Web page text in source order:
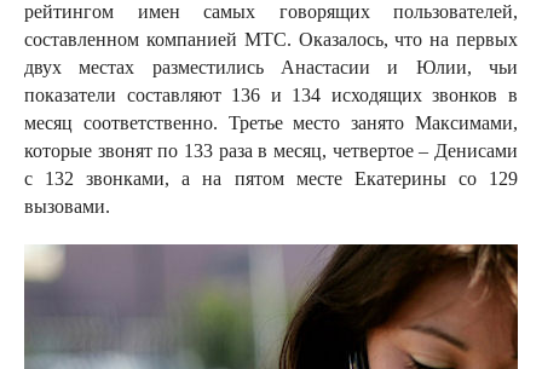
рейтингом имен самых говорящих пользователей,
составленном компанией МТС. Оказалось, что на первых
двух местах разместились Анастасии и Юлии, чьи
показатели составляют 136 и 134 исходящих звонков в
месяц соответственно. Третье место занято Максимами,
которые звонят по 133 раза в месяц, четвертое – Денисами
с 132 звонками, а на пятом месте Екатерины со 129
вызовами.